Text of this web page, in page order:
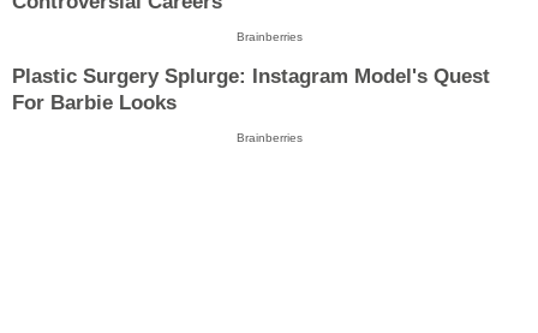
Brainberries
Plastic Surgery Splurge: Instagram Model's Quest
For Barbie Looks
Brainberries